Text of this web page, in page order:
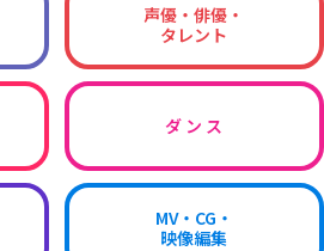
声優・俳優・
タレント
ダ ン ス
MV・CG・
映像編集